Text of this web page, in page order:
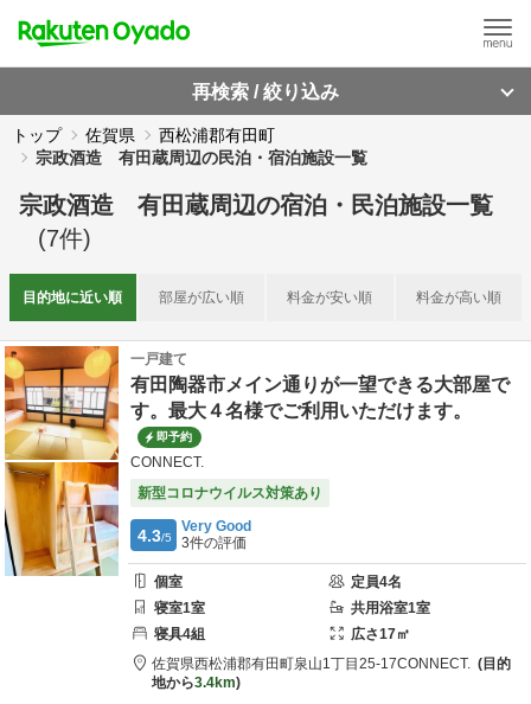
再検索 / 絞り込み
トップ 佐賀県
西松浦郡有田町
宗政酒造 有田蔵周辺の民泊・宿泊施設一覧
宗政酒造 有田蔵周辺の宿泊・民泊施設一覧
(7件)
目的地に近い順 部屋が広い順 料金が安い順 料金が高い順
一戸建て
有田陶器市メイン通りが一望できる大部屋で
す。最大４名様でご利用いただけます。
即予約
CONNECT.
新型コロナウイルス対策あり
4.3/5
Very Good
3件の評価
個室 定員4名
寝室1室 共用浴室1室
寝具4組 広さ17㎡
佐賀県西松浦郡有田町泉山1丁目25-17CONNECT.
目的
地から3.4km